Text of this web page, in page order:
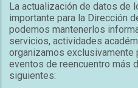
La actualización de datos de
importante para la Dirección
podemos mantenerlos
servicios, actividades
organizamos exclusivamente
eventos de reencuentro más
siguientes: